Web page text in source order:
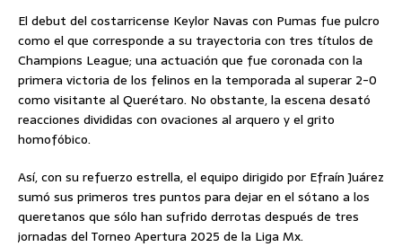
El debut del costarricense Keylor Navas con Pumas fue pulcro
como el que corresponde a su trayectoria con tres títulos de
Champions League; una actuación que fue coronada con la
primera victoria de los felinos en la temporada al superar 2-0
como visitante al Querétaro. No obstante, la escena desató
reacciones divididas con ovaciones al arquero y el grito
homofóbico.
Así, con su refuerzo estrella, el equipo dirigido por Efraín Juárez
sumó sus primeros tres puntos para dejar en el sótano a los
queretanos que sólo han sufrido derrotas después de tres
jornadas del Torneo Apertura 2025 de la Liga Mx.